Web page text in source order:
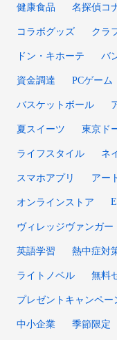
健康食品 名探偵コ
コラボグッズ クラ
ドン・キホーテ バ
資金調達 PCゲーム
バスケットボール
夏スイーツ 東京ド
ライフスタイル ネ
スマホアプリ アー
オンラインストア
ヴィレッジヴァンガー
英語学習 熱中症対
ライトノベル 無料
プレゼントキャンペー
中小企業 季節限定